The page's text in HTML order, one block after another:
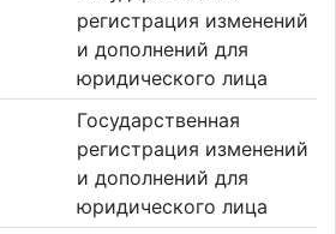
регистрация изменений
и дополнений для
юридического лица
Государственная
регистрация изменений
и дополнений для
юридического лица